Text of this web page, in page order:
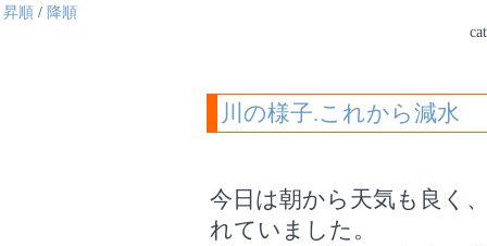
昇順 / 降順
川の様子.これから減水
今日は朝から天気も良く
れていました。